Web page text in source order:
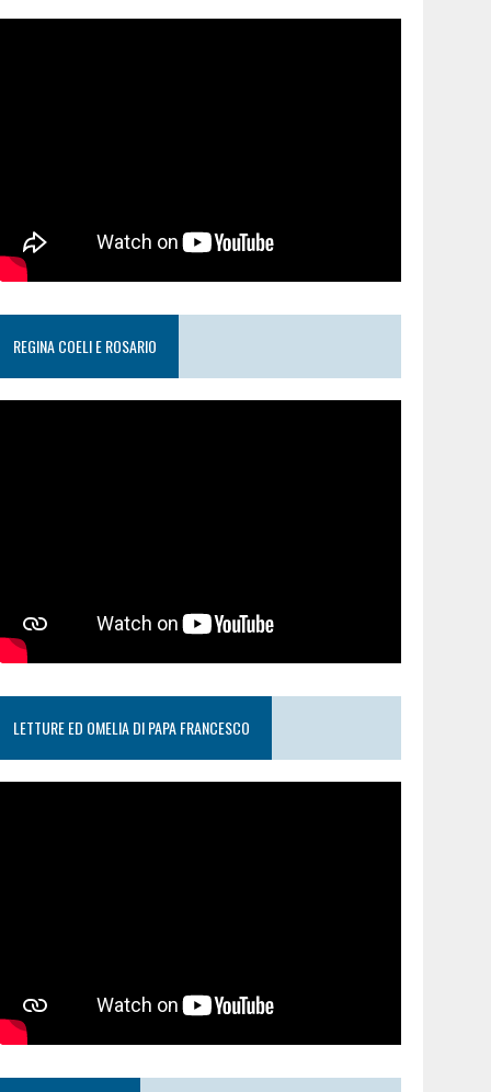
REGINA COELI E ROSARIO
LETTURE ED OMELIA DI PAPA FRANCESCO